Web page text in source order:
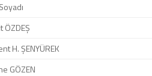
ÖZDEŞ
H. ŞENYÜREK
GÖZEN